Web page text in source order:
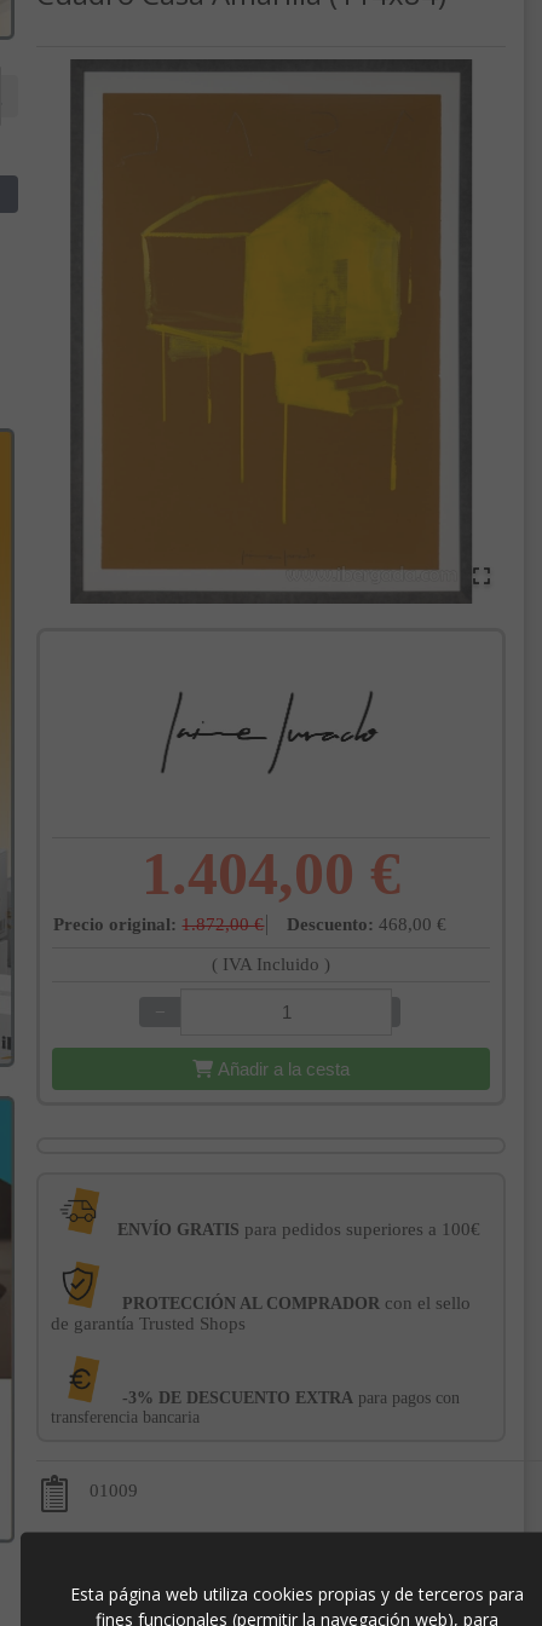
1.404,00 €
Precio original: 1.872,00 € Descuento: 468,00 €
( IVA Incluido )
−
Añadir a la cesta
ENVÍO GRATIS para pedidos superiores a 100€
PROTECCIÓN AL COMPRADOR con el sello
de garantía Trusted Shops
-3% DE DESCUENTO EXTRA para pagos con
transferencia bancaria
01009
Contacto
Esta página web utiliza cookies propias y de terceros para
fines funcionales (permitir la navegación web), para